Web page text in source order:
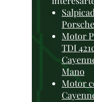
Motor
TDI
Mano
Motor